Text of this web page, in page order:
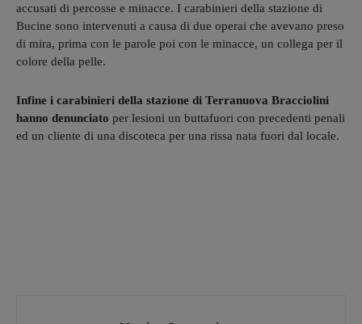
accusati di percosse e minacce. I carabinieri della stazione di
Bucine sono intervenuti a causa di due operai che avevano preso
di mira, prima con le parole poi con le minacce, un collega per il
colore della pelle.
Infine i carabinieri della stazione di Terranuova Bracciolini
hanno denunciato per lesioni un buttafuori con precedenti penali
ed un cliente di una discoteca per una rissa nata fuori dal locale.